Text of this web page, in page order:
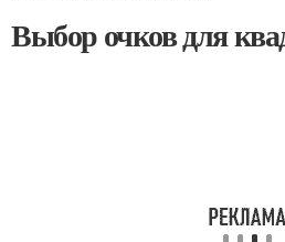
Выбор очков для